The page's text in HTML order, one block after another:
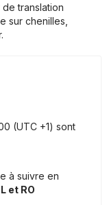
translation
sur chenilles,
(UTC +1) sont
à suivre en
et RO